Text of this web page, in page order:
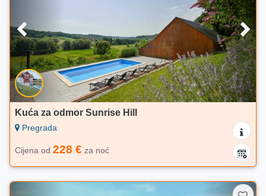
Kuća za odmor Sunrise Hill
Pregrada
Cijena od 228 € za noć